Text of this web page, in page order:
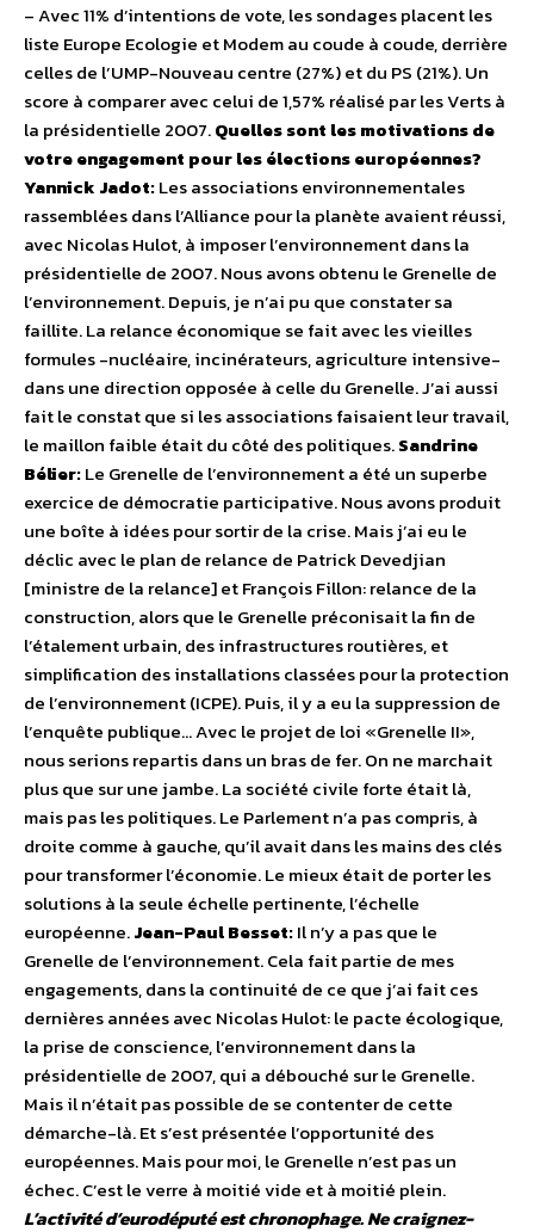
– Avec 11% d’intentions de vote, les sondages placent les
liste Europe Ecologie et Modem au coude à coude, derrière
celles de l’UMP-Nouveau centre (27%) et du PS (21%). Un
score à comparer avec celui de 1,57% réalisé par les Verts à
la présidentielle 2007.Quelles sont les motivations de
votre engagement pour les élections européennes?
Yannick Jadot:Les associations environnementales
rassemblées dans l’Alliance pour la planète avaient réussi,
avec Nicolas Hulot, à imposer l’environnement dans la
présidentielle de 2007. Nous avons obtenu le Grenelle de
l’environnement. Depuis, je n’ai pu que constater sa
faillite. La relance économique se fait avec les vieilles
formules -nucléaire, incinérateurs, agriculture intensive-
dans une direction opposée à celle du Grenelle. J’ai aussi
fait le constat que si les associations faisaient leur travail,
le maillon faible était du côté des politiques.Sandrine
Bélier:Le Grenelle de l’environnement a été un superbe
exercice de démocratie participative. Nous avons produit
une boîte à idées pour sortir de la crise. Mais j’ai eu le
déclic avec le plan de relance de Patrick Devedjian
[ministre de la relance] et François Fillon: relance de la
construction, alors que le Grenelle préconisait la fin de
l’étalement urbain, des infrastructures routières, et
simplification des installations classées pour la protection
de l’environnement (ICPE). Puis, il y a eu la suppression de
l’enquête publique… Avec le projet de loi «Grenelle II»,
nous serions repartis dans un bras de fer. On ne marchait
plus que sur une jambe. La société civile forte était là,
mais pas les politiques. Le Parlement n’a pas compris, à
droite comme à gauche, qu’il avait dans les mains des clés
pour transformer l’économie. Le mieux était de porter les
solutions à la seule échelle pertinente, l’échelle
européenne.Jean-Paul Besset:Il n’y a pas que le
Grenelle de l’environnement. Cela fait partie de mes
engagements, dans la continuité de ce que j’ai fait ces
dernières années avec Nicolas Hulot: le pacte écologique,
la prise de conscience, l’environnement dans la
présidentielle de 2007, qui a débouché sur le Grenelle.
Mais il n’était pas possible de se contenter de cette
démarche-là. Et s’est présentée l’opportunité des
européennes. Mais pour moi, le Grenelle n’est pas un
échec. C’est le verre à moitié vide et à moitié plein.
L’activité d’eurodéputé est chronophage. Ne craignez-